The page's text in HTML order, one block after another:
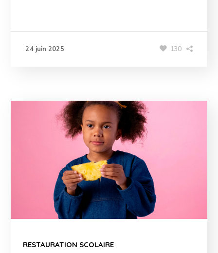
24 juin 2025 130
RESTAURATION SCOLAIRE